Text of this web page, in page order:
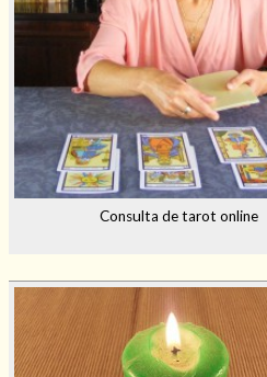
Consulta de tarot online